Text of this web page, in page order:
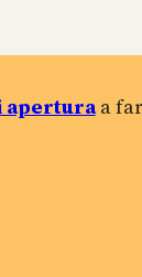
aperturaa